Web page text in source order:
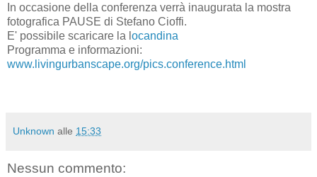
In occasione della conferenza verrà inaugurata la mostra
fotografica PAUSE di Stefano Cioffi.
E' possibile scaricare la l ocandina
Programma e informazioni:
www.livingurbanscape.org/pics.conference.html
Unknown alle 15:33
Nessun commento: